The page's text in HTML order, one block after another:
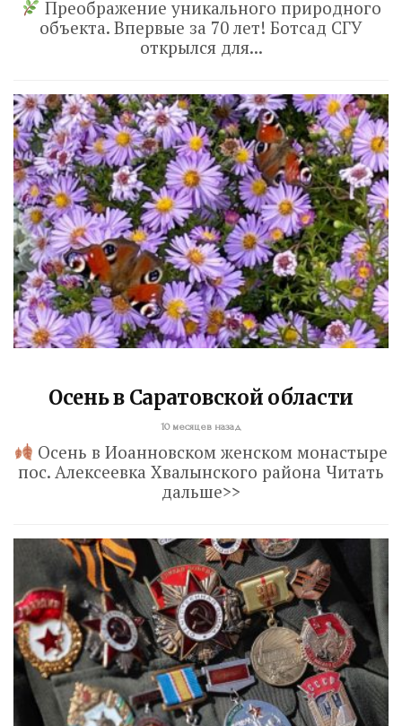
Преображение уникального природного
объекта. Впервые за 70 лет! Ботсад СГУ
открылся для...
Осень в Саратовской области
10 месяцев назад
Осень в Иоанновском женском монастыре
пос. Алексеевка Хвалынского района Читать
дальше>>
ЛЕТЧИК ТАЛАЛИХИН» вышла на
завершающую стадию. На заводе в
сборка пятого Валдая для Саратовской
области. Работы находятся на
заключительном...
Read More